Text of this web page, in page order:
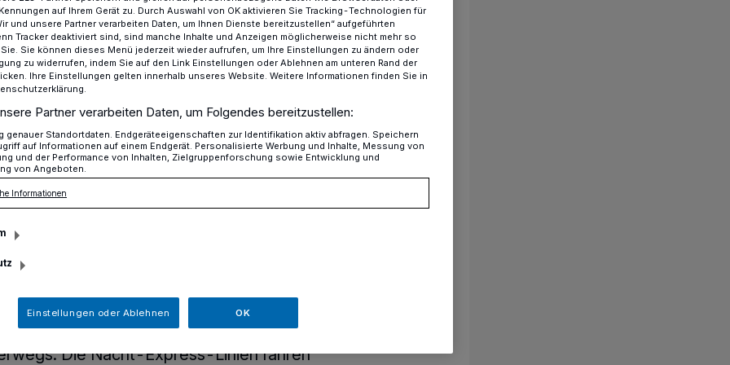
und Neujahr
letzten Nacht des Jahres häufiger und
und
den eigenen „Schlitten“ stehen lassen
können, verstärkt die Rheinbahn
Busse und Bahnen im gesamten Netz
Die Nacht-Express-Linien fahren
auf Ihrem Gerät zu. Durch Auswahl von OK aktivieren Sie Tracking-Technologien für
und unsere Partner verarbeiten Daten, um Ihnen Dienste bereitzustellen“ aufgeführten
Tracker deaktiviert sind, sind manche Inhalte und Anzeigen möglicherweise nicht mehr so
Sie können dieses Menü jederzeit wieder aufrufen, um Ihre Einstellungen zu ändern oder
zu widerrufen, indem Sie auf den Link Einstellungen oder Ablehnen am unteren Rand der
Ihre Einstellungen gelten innerhalb unseres Website. Weitere Informationen finden Sie in
Partner verarbeiten Daten, um Folgendes bereitzustellen:
genauer Standortdaten. Endgeräteeigenschaften zur Identifikation aktiv abfragen. Speichern
auf Informationen auf einem Endgerät. Personalisierte Werbung und Inhalte, Messung von
und der Performance von Inhalten, Zielgruppenforschung sowie Entwicklung und
von Angeboten.
Informationen
Einstellungen oder Ablehnen OK